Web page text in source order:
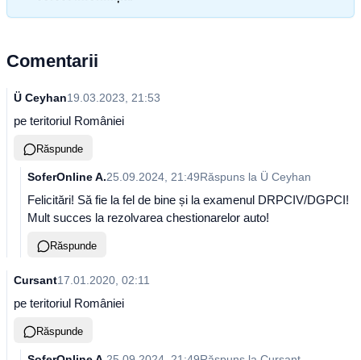
Comentarii
Ü Ceyhan19.03.2023, 21:53
pe teritoriul României
Răspunde
SoferOnline A.25.09.2024, 21:49Răspuns la Ü Ceyhan
Felicitări! Să fie la fel de bine și la examenul DRPCIV/DGPCI!
Mult succes la rezolvarea chestionarelor auto!
Răspunde
Cursant17.01.2020, 02:11
pe teritoriul României
Răspunde